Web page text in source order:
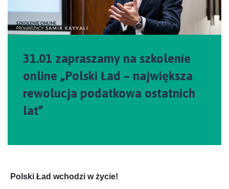
31.01 zapraszamy na szkolenie
online „Polski Ład – największa
rewolucja podatkowa ostatnich
lat”
Polski Ład wchodzi w życie!